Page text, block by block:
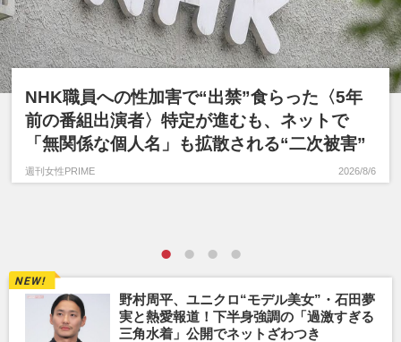
NHK職員への性加害で“出禁”食らった〈5年
前の番組出演者〉特定が進むも、ネットで
「無関係な個人名」も拡散される“二次被害”
週刊女性PRIME 2026/8/6
野村周平、ユニクロ“モデル美女”・石田夢
実と熱愛報道！下半身強調の「過激すぎる
三角水着」公開でネットざわつき